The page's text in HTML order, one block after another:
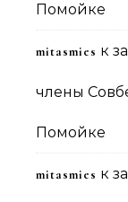
Помойке
mitasmies к
члены
Помойке
mitasmies к